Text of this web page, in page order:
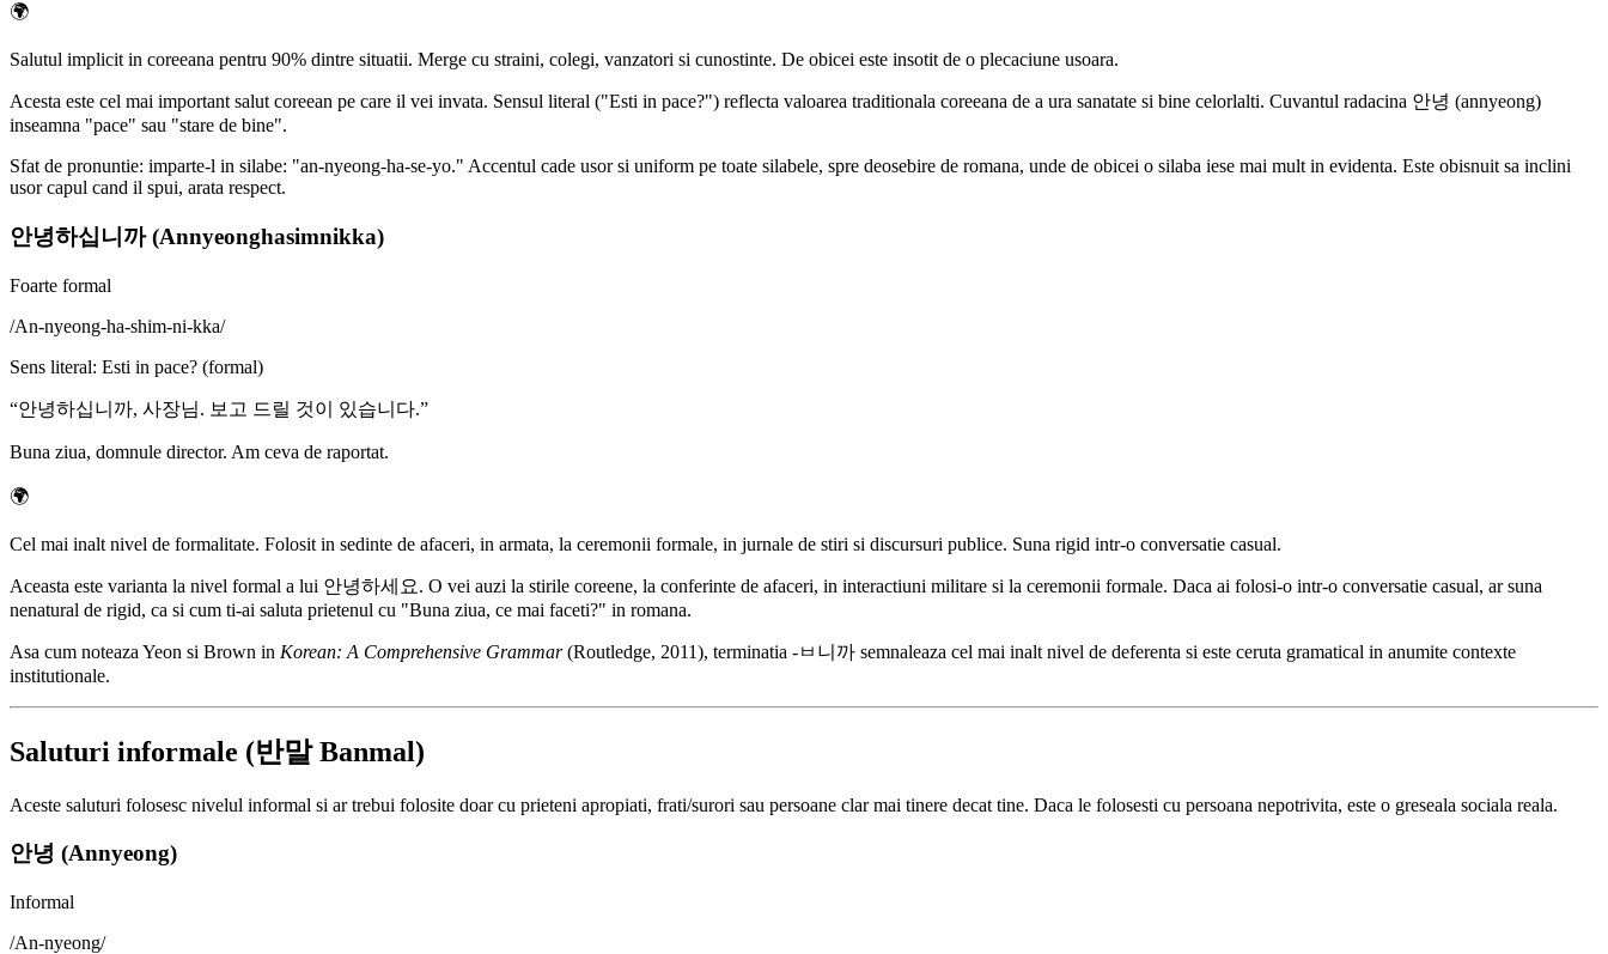
🌍
Salutul implicit in coreeana pentru 90% dintre situatii. Merge cu straini, colegi, vanzatori si cunostinte. De obicei este insotit de o plecaciune usoara.
Acesta este cel mai important salut coreean pe care il vei invata. Sensul literal ("Esti in pace?") reflecta valoarea traditionala coreeana de a ura sanatate si bine celorlalti. Cuvantul radacina 안녕 (annyeong)
inseamna "pace" sau "stare de bine".
Sfat de pronuntie: imparte-l in silabe: "an-nyeong-ha-se-yo." Accentul cade usor si uniform pe toate silabele, spre deosebire de romana, unde de obicei o silaba iese mai mult in evidenta. Este obisnuit sa inclini
usor capul cand il spui, arata respect.
안녕하십니까 (Annyeonghasimnikka)
Foarte formal
/An-nyeong-ha-shim-ni-kka/
Sens literal: Esti in pace? (formal)
“안녕하십니까, 사장님. 보고 드릴 것이 있습니다.”
Buna ziua, domnule director. Am ceva de raportat.
🌍
Cel mai inalt nivel de formalitate. Folosit in sedinte de afaceri, in armata, la ceremonii formale, in jurnale de stiri si discursuri publice. Suna rigid intr-o conversatie casual.
Aceasta este varianta la nivel formal a lui 안녕하세요. O vei auzi la stirile coreene, la conferinte de afaceri, in interactiuni militare si la ceremonii formale. Daca ai folosi-o intr-o conversatie casual, ar suna
nenatural de rigid, ca si cum ti-ai saluta prietenul cu "Buna ziua, ce mai faceti?" in romana.
Asa cum noteaza Yeon si Brown in Korean: A Comprehensive Grammar(Routledge, 2011), terminatia -ㅂ니까 semnaleaza cel mai inalt nivel de deferenta si este ceruta gramatical in anumite contexte
institutionale.
Saluturi informale (반말 Banmal)
Aceste saluturi folosesc nivelul informal si ar trebui folosite doar cu prieteni apropiati, frati/surori sau persoane clar mai tinere decat tine. Daca le folosesti cu persoana nepotrivita, este o greseala sociala reala.
안녕 (Annyeong)
Informal
/An-nyeong/